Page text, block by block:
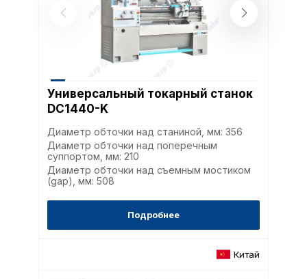
Универсальный токарный станок
DC1440-K
Диаметр обточки над станиной, мм: 356
Диаметр обточки над поперечным
суппортом, мм: 210
Диаметр обточки над съемным мостиком
(gap), мм: 508
Подробнее
Китай